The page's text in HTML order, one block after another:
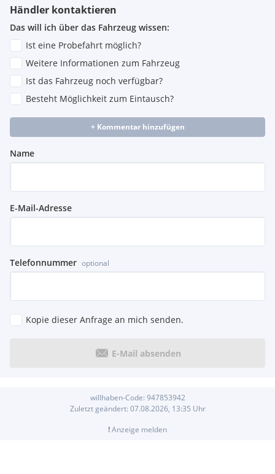
Händler kontaktieren
Das will ich über das Fahrzeug wissen:
Ist eine Probefahrt möglich?
Weitere Informationen zum Fahrzeug
Ist das Fahrzeug noch verfügbar?
Besteht Möglichkeit zum Eintausch?
+ Kommentar hinzufügen
Name
E-Mail-Adresse
Telefonnummer optional
Kopie dieser Anfrage an mich senden.
E-Mail absenden
willhaben-Code: 947853942
Zuletzt geändert: 07.08.2026, 13:35 Uhr
!Anzeige melden